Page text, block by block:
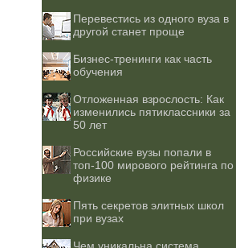
Перевестись из одного вуза в
другой станет проще
Бизнес-тренинги как часть
обучения
Отложенная взрослость: Как
изменились пятиклассники за
50 лет
Российские вузы попали в
топ-100 мирового рейтинга по
физике
Пять секретов элитных школ
при вузах